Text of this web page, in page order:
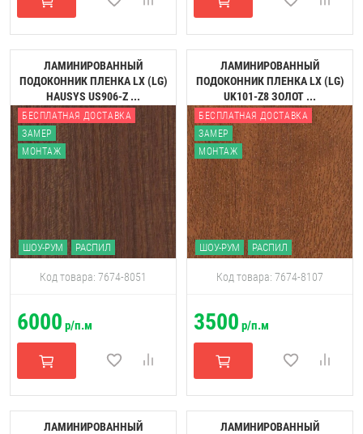
ЛАМИНИРОВАННЫЙ
ПОДОКОННИК ПЛЕНКА LX (LG)
HAUSYS US906-Z ...
БЕСПЛАТНАЯ ДОСТАВКА
ЗАМЕР
МОНТАЖ
ШОУ-РУМ РАСПИЛ
Код товара: 7674-8051
6000 р/п.м
ЛАМИНИРОВАННЫЙ
ПОДОКОННИК ПЛЕНКА LX (LG)
UK101-Z8 ЗОЛОТ ...
БЕСПЛАТНАЯ ДОСТАВКА
ЗАМЕР
МОНТАЖ
ШОУ-РУМ РАСПИЛ
Код товара: 7674-8107
3500 р/п.м
ЛАМИНИРОВАННЫЙ
ЛАМИНИРОВАННЫЙ